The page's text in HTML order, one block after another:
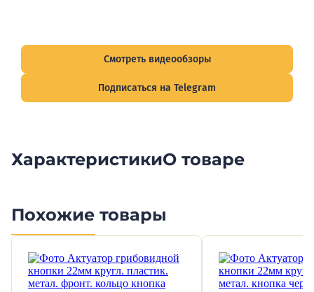
Смотреть видеообзоры
Подписаться на Telegram
ХарактеристикиО товаре
Похожие товары